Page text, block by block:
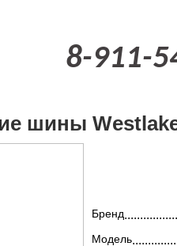
8-911-
шины
Бренд
Модель